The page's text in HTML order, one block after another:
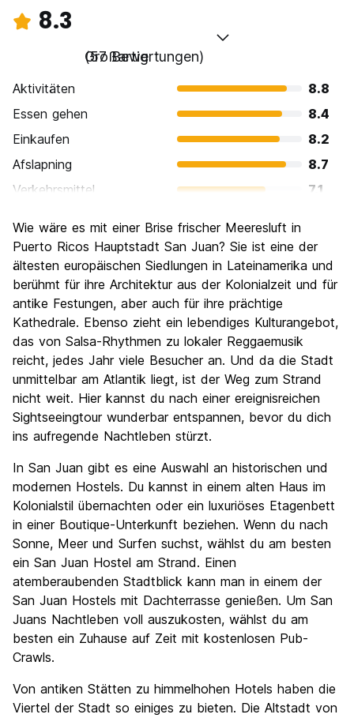
8.3
Großartig
(57 Bewertungen)
Aktivitäten
8.8
Essen gehen
8.4
Einkaufen
8.2
Afslapning
8.7
Verkehrsmittel
7.1
Kultur
8.8
Nachtleben / Party
8.2
Preis-Leistungsverhältnis
8.1
Wie wäre es mit einer Brise frischer Meeresluft in
Puerto Ricos Hauptstadt San Juan? Sie ist eine der
ältesten europäischen Siedlungen in Lateinamerika und
berühmt für ihre Architektur aus der Kolonialzeit und für
antike Festungen, aber auch für ihre prächtige
Kathedrale. Ebenso zieht ein lebendiges Kulturangebot,
das von Salsa-Rhythmen zu lokaler Reggaemusik
reicht, jedes Jahr viele Besucher an. Und da die Stadt
unmittelbar am Atlantik liegt, ist der Weg zum Strand
nicht weit. Hier kannst du nach einer ereignisreichen
Sightseeingtour wunderbar entspannen, bevor du dich
ins aufregende Nachtleben stürzt.
In San Juan gibt es eine Auswahl an historischen und
modernen Hostels. Du kannst in einem alten Haus im
Kolonialstil übernachten oder ein luxuriöses Etagenbett
in einer Boutique-Unterkunft beziehen. Wenn du nach
Sonne, Meer und Surfen suchst, wählst du am besten
ein San Juan Hostel am Strand. Einen
atemberaubenden Stadtblick kann man in einem der
San Juan Hostels mit Dachterrasse genießen. Um San
Juans Nachtleben voll auszukosten, wählst du am
besten ein Zuhause auf Zeit mit kostenlosen Pub-
Crawls.
Von antiken Stätten zu himmelhohen Hotels haben die
Viertel der Stadt so einiges zu bieten. Die Altstadt von